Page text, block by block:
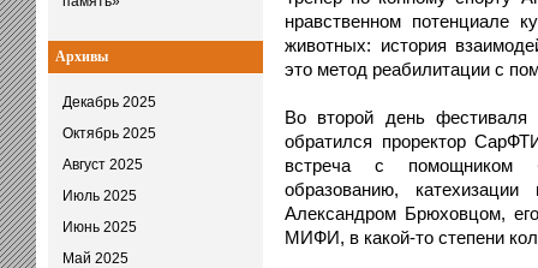
Архивы
Декабрь 2025
Октябрь 2025
Август 2025
Июль 2025
Июнь 2025
Май 2025
нравственном потенциале
животных: история
это метод реабилитации с
Во второй день
обратился проректор
встреча с помощником
образованию,
Александром Брюховцом,
МИФИ, в какой-то степени